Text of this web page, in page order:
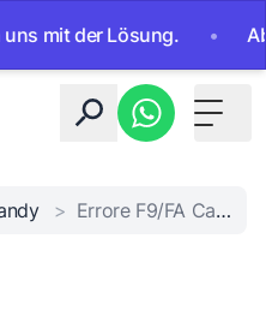
der Lösung. • Ab
Toggle
> Errore F9/FA Candy